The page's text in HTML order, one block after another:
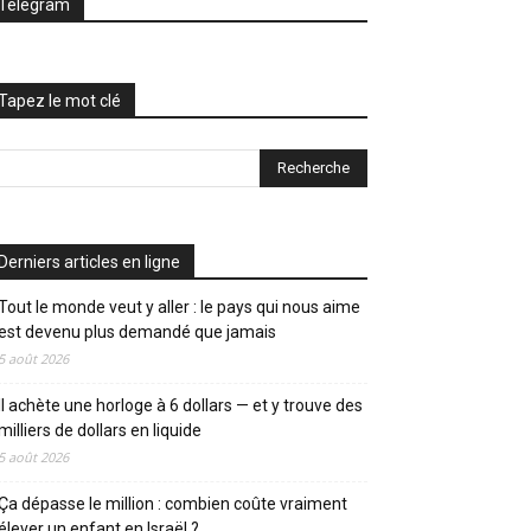
le mot clé
articles en ligne
le monde veut y aller : le pays qui nous aime
devenu plus demandé que jamais
août 2026
achète une horloge à 6 dollars — et y trouve des
de dollars en liquide
août 2026
dépasse le million : combien coûte vraiment